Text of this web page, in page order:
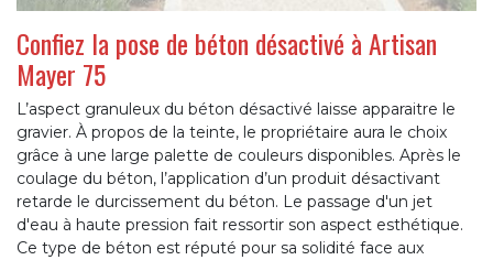
Confiez la pose de béton désactivé à Artisan
Mayer 75
L’aspect granuleux du béton désactivé laisse apparaitre le
gravier. À propos de la teinte, le propriétaire aura le choix
grâce à une large palette de couleurs disponibles. Après le
coulage du béton, l’application d’un produit désactivant
retarde le durcissement du béton. Le passage d'un jet
d'eau à haute pression fait ressortir son aspect esthétique.
Ce type de béton est réputé pour sa solidité face aux